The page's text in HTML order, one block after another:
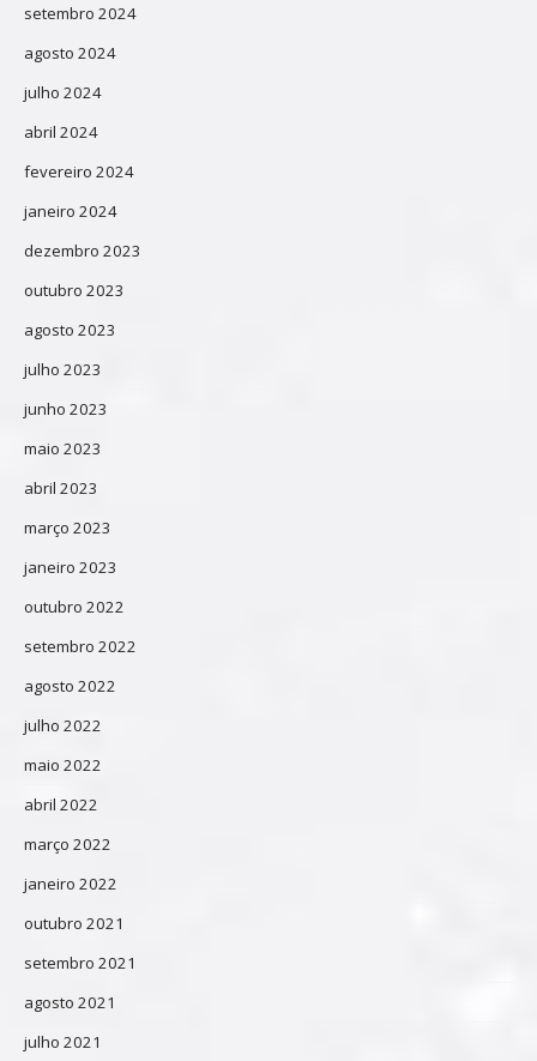
setembro 2024
agosto 2024
julho 2024
abril 2024
fevereiro 2024
janeiro 2024
dezembro 2023
outubro 2023
agosto 2023
julho 2023
junho 2023
maio 2023
abril 2023
março 2023
janeiro 2023
outubro 2022
setembro 2022
agosto 2022
julho 2022
maio 2022
abril 2022
março 2022
janeiro 2022
outubro 2021
setembro 2021
agosto 2021
julho 2021